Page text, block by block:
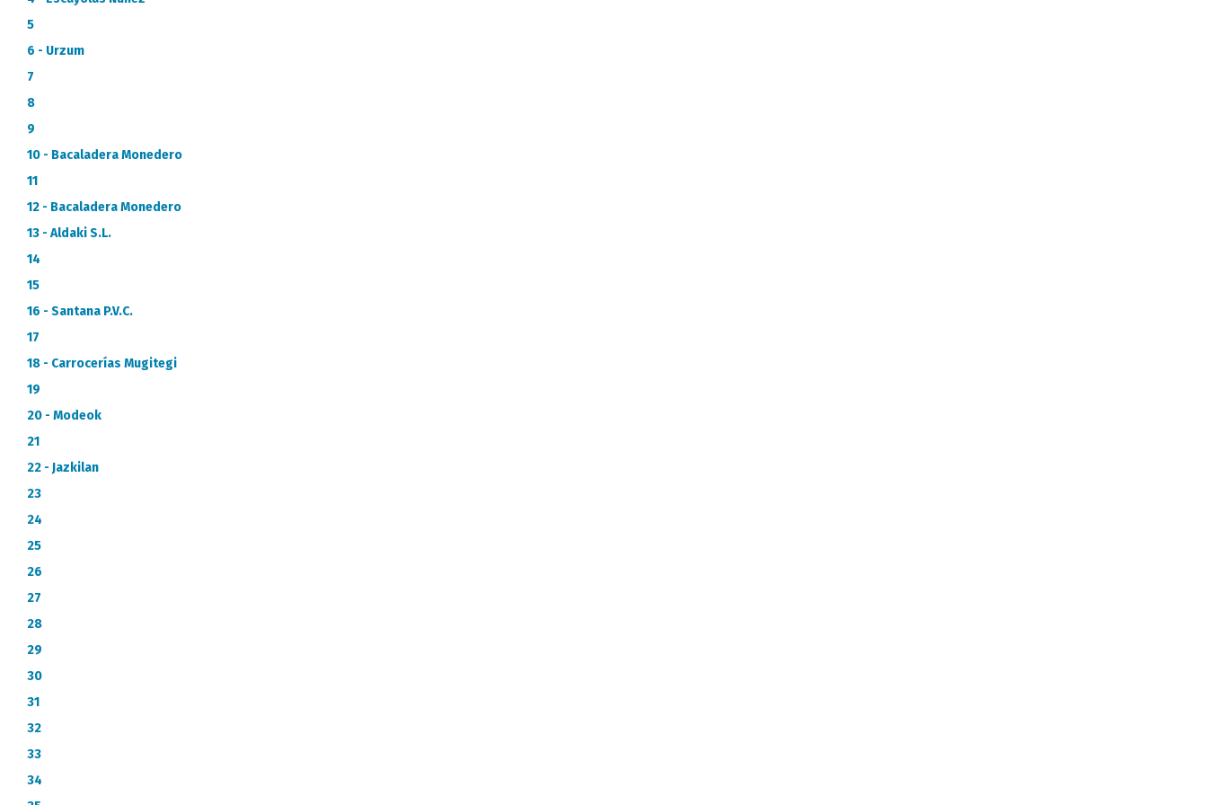
5
6 - Urzum
7
8
9
10 - Bacaladera Monedero
11
12 - Bacaladera Monedero
13 - Aldaki S.L.
14
15
16 - Santana P.V.C.
17
18 - Carrocerías Mugitegi
19
20 - Modeok
21
22 - Jazkilan
23
24
25
26
27
28
29
30
31
32
33
34